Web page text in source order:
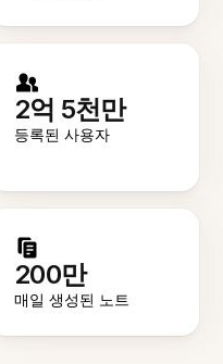
2억 5천만
등록된 사용자
200만
매일 생성된 노트